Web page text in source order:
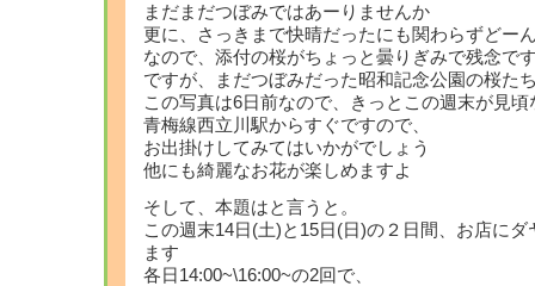
まだまだつぼみではあーりませんか
更に、さっきまで快晴だったにも関わらずどー
なので、添付の桜がちょっと曇りぎみで残念で
ですが、まだつぼみだった昭和記念公園の桜た
この写真は6日前なので、きっとこの週末が見頃
青梅線西立川駅からすぐですので、
お出掛けしてみてはいかがでしょう
他にも綺麗なお花が楽しめますよ
そして、本題はと言うと。
この週末14日(土)と15日(日)の２日間、お店に
ます
各日14:00~\16:00~の2回で、